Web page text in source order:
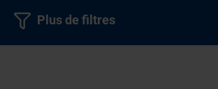
Plus de filtres